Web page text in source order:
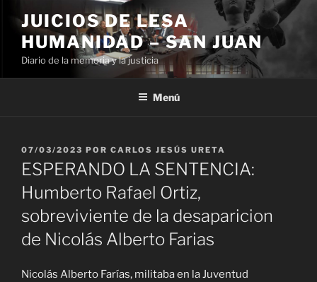
contenido
JUICIOS DE LESA
HUMANIDAD – SAN JUAN
Diario de la memoria y la justicia
Menú
PUBLICADO
EL
07/03/2023 POR CARLOS JESÚS URETA
ESPERANDO LA SENTENCIA:
Humberto Rafael Ortiz,
sobreviviente de la desaparicion
de Nicolás Alberto Farias
Nicolás Alberto Farías, militaba en la Juventud